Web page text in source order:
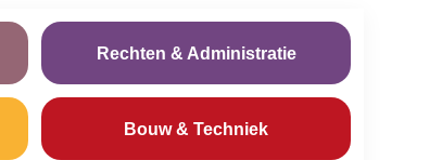
Rechten & Administratie
Bouw & Techniek